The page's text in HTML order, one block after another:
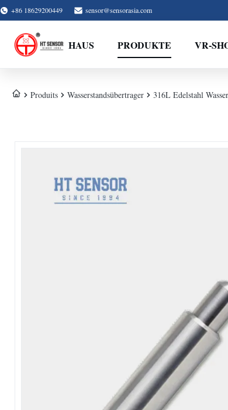
+86 18629200449 sensor@sensorasia.com
HAUS PRODUKTE VR-
Produits Wasserstandsübertrager 316L Edelstahl